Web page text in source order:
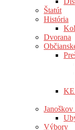
Štatút
História
Dvorana
Janoškov
Výbory